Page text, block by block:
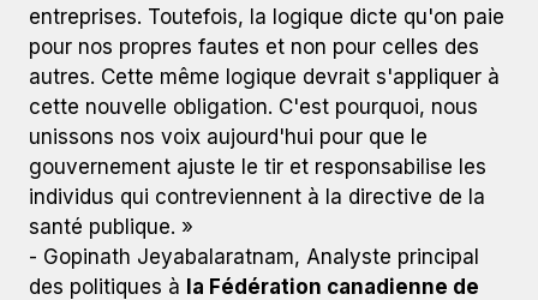
entreprises. Toutefois, la logique dicte qu'on paie
pour nos propres fautes et non pour celles des
autres. Cette même logique devrait s'appliquer à
cette nouvelle obligation. C'est pourquoi, nous
unissons nos voix aujourd'hui pour que le
gouvernement ajuste le tir et responsabilise les
individus qui contreviennent à la directive de la
santé publique. »
- Gopinath Jeyabalaratnam, Analyste principal
des politiques à la Fédération canadienne de